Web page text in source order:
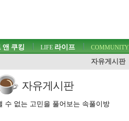
앤 쿠킹 LIFE 라이프 COMMUNITY
자유게시판
자유게시판
수 없는 고민을 풀어보는 속풀이방